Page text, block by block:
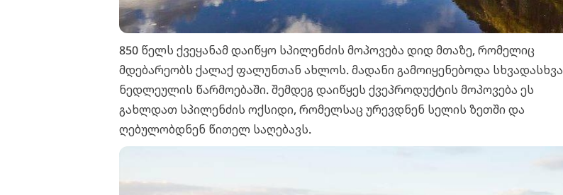
850 წელს ქვეყანამ დაიწყო სპილენძის მოპოვება დიდ მთაზე, რომელიც
მდებარეობს ქალაქ ფალუნთან ახლოს. მადანი გამოიყენებოდა სხვადასხვა
ნედლეულის წარმოებაში. შემდეგ დაიწყეს ქვეპროდუქტის მოპოვება ეს
გახლდათ სპილენძის ოქსიდი, რომელსაც ურევდნენ სელის ზეთში და
ღებულობდნენ წითელ საღებავს.